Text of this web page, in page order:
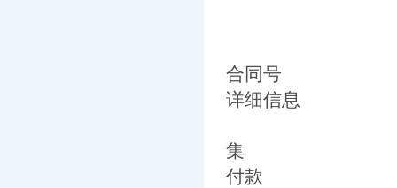
合同号
详细信息
集
付款